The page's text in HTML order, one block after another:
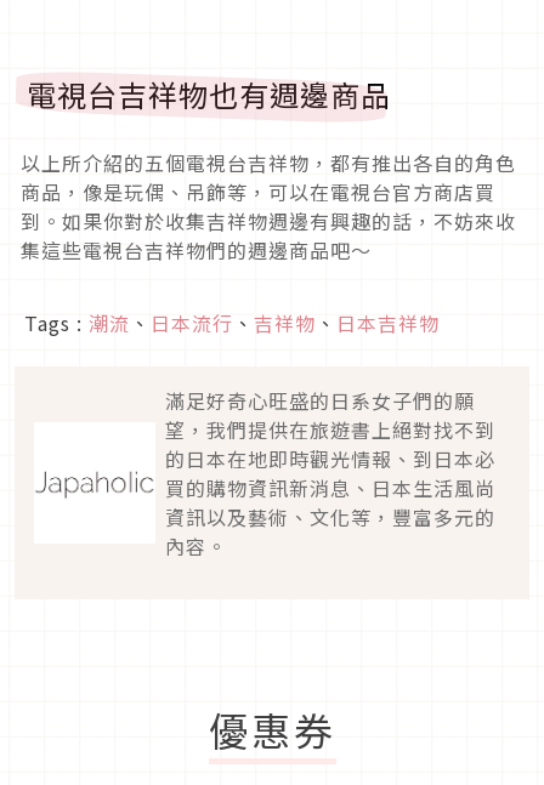
電視台吉祥物也有週邊商品
以上所介紹的五個電視台吉祥物，都有推出各自的角色
商品，像是玩偶、吊飾等，可以在電視台官方商店買
到。如果你對於收集吉祥物週邊有興趣的話，不妨來收
集這些電視台吉祥物們的週邊商品吧～
Tags : 潮流 、 日本流行 、 吉祥物 、 日本吉祥物
滿足好奇心旺盛的日系女子們的願
望，我們提供在旅遊書上絕對找不到
的日本在地即時觀光情報、到日本必
買的購物資訊新消息、日本生活風尚
資訊以及藝術、文化等，豐富多元的
內容。
優惠券